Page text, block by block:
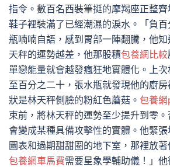
指令。數百名西裝筆挺的摩羯座正整
鞋子裡裝滿了已經潮濕的淚水。「負
瓶喃喃自語，感到胃部一陣翻騰，他
天秤的運勢越差，他那股積包養網比較
單戀能量就會越發瘋狂地實體化。上
至百分之二十，張水瓶就發現他的廚
狀是林天秤側臉的粉紅色蘑菇。 包養
束前，將林天秤的運勢至少提升到零
會變成某種具備攻擊性的實體。他緊
圖表和過期甜甜圈的地下室，那裡放
包養網車馬費需要星象學輔助儀！」